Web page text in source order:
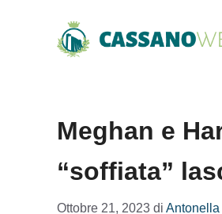
Meghan e
“soffiata”
Ottobre 21, 2023 di Antonella